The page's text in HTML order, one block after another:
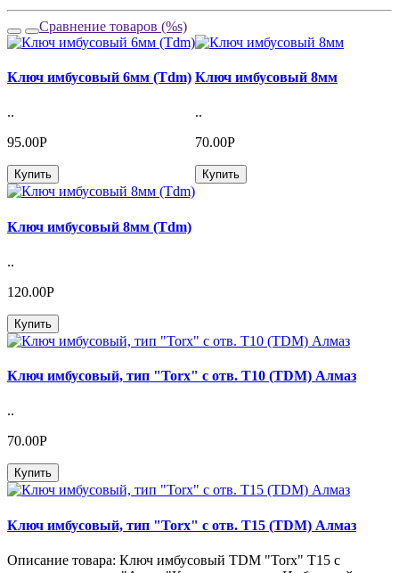
Сравнение товаров (%s)
Ключ имбусовый 6мм (Tdm)
..
95.00Р
Купить
Ключ имбусовый 8мм
..
70.00Р
Купить
Ключ имбусовый 8мм (Tdm)
..
120.00Р
Купить
Ключ имбусовый, тип "Torx" с отв. Т10 (TDM) Алмаз
..
70.00Р
Купить
Ключ имбусовый, тип "Torx" с отв. Т15 (TDM) Алмаз
Описание товара: Ключ имбусовый TDM "Torx" Т15 с